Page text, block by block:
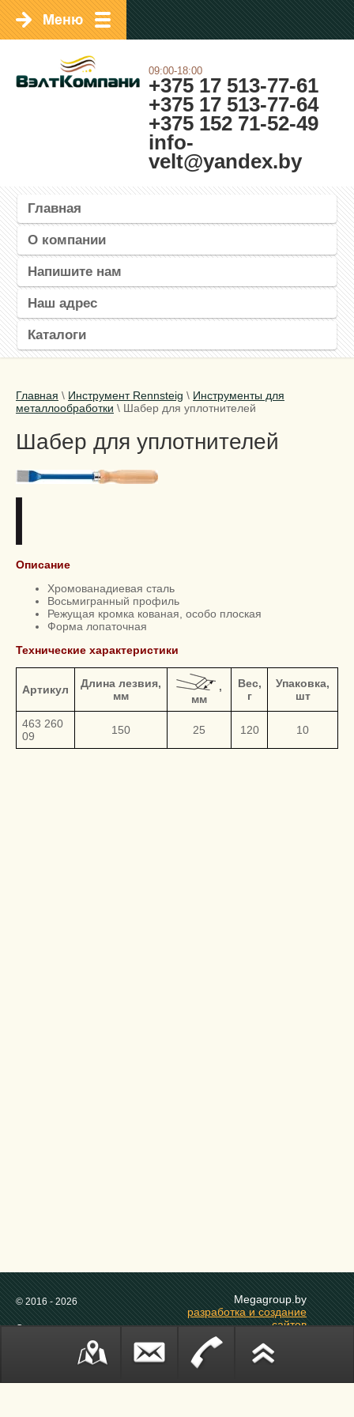
09:00-18:00
+375 17 513-77-61
+375 17 513-77-64
+375 152 71-52-49
info-
velt@yandex.by
Главная
О компании
Напишите нам
Наш адрес
Каталоги
Главная \ Инструмент Rennsteig \ Инструменты для
металлообработки \ Шабер для уплотнителей
Шабер для уплотнителей
Описание
Хромованадиевая сталь
Восьмигранный профиль
Режущая кромка кованая, особо плоская
Форма лопаточная
Технические характеристики
Артикул
Длина лезвия,
мм
,
мм
Вес,
г
Упаковка,
шт
463 260
09
150 25 120 10
© 2016 - 2026
Социальные сети:
Megagroup.by
разработка и создание
сайтов